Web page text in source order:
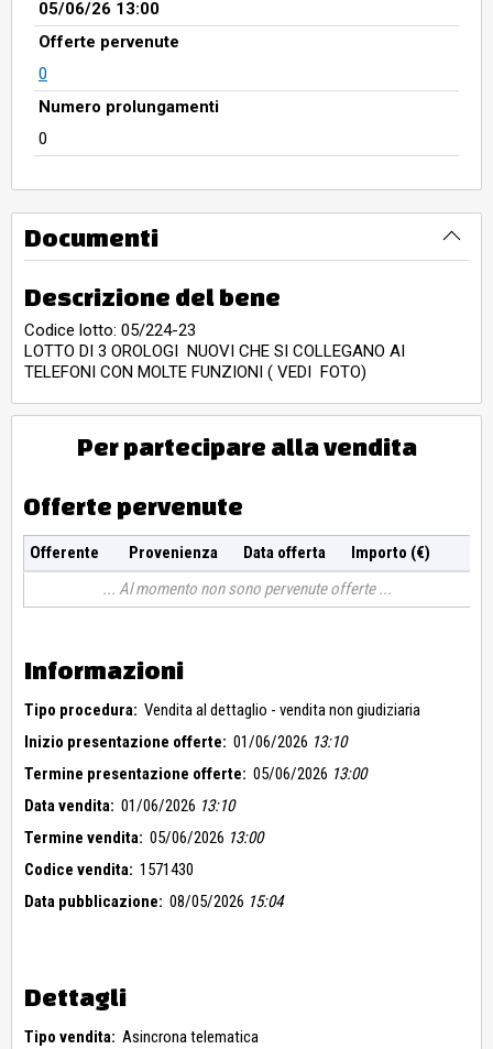
05/06/26 13:00
Offerte pervenute
0
Numero prolungamenti
0
Documenti
Descrizione del bene
Codice lotto: 05/224-23
LOTTO DI 3 OROLOGI NUOVI CHE SI COLLEGANO AI
TELEFONI CON MOLTE FUNZIONI ( VEDI FOTO)
Per partecipare alla vendita
Offerte pervenute
Offerente Provenienza Data offerta
Importo (€)
Al momento non sono pervenute offerte
Informazioni
Tipo procedura: Vendita al dettaglio - vendita non giudiziaria
Inizio presentazione offerte: 01/06/2026 13:10
Termine presentazione offerte: 05/06/2026 13:00
Data vendita: 01/06/2026 13:10
Termine vendita: 05/06/2026 13:00
Codice vendita: 1571430
Data pubblicazione: 08/05/2026 15:04
Dettagli
Tipo vendita: Asincrona telematica